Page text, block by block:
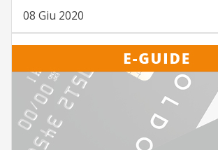
08 Giu 2020